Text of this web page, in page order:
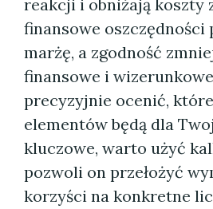
reakcji i obniżają koszty
finansowe oszczędności
marżę, a zgodność
finansowe i
precyzyjnie ocenić,
elementów będą dla
kluczowe, warto użyć
pozwoli on przełożyć
korzyści na konkretne